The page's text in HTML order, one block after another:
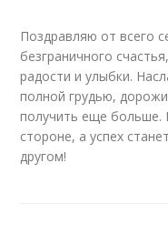
Поздравляю от всего
безграничного
радости и улыбки.
полной грудью,
получить еще больше.
стороне, а успех
другом!